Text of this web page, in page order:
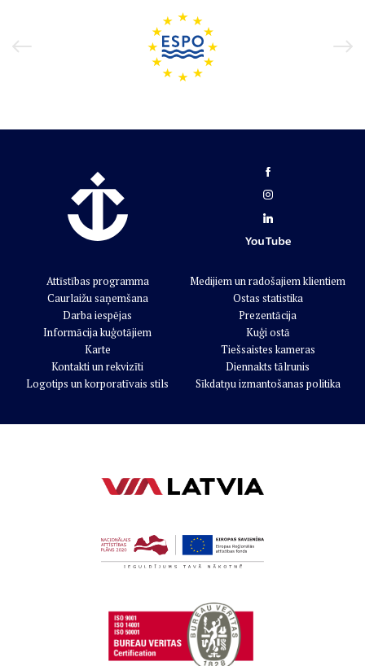
Attīstības programma
Caurlaižu saņemšana
Darba iespējas
Informācija kuģotājiem
Karte
Kontakti un rekvizīti
Logotips un korporatīvais stils
Medijiem un radošajiem klientiem
Ostas statistika
Prezentācija
Kuģi ostā
Tiešsaistes kameras
Diennakts tālrunis
Sīkdatņu izmantošanas politika